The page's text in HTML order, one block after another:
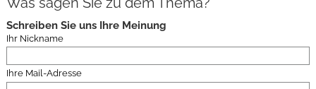
Schreiben Sie uns Ihre Meinung
Ihr Nickname
Ihre Mail-Adresse